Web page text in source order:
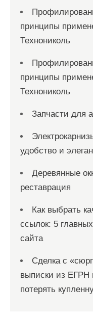
принципы
Технониколь
принципы
Технониколь
Запчасти для
удобство и
Деревянные
реставрация
Как выбрать
ссылок: 5
сайта
Сделка с
выписки из ЕГРН
потерять